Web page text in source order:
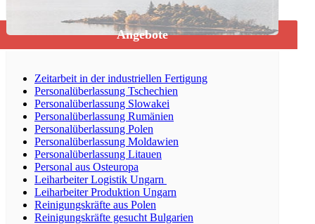
Angebote
Zeitarbeit in der industriellen Fertigung
Personalüberlassung Tschechien
Personalüberlassung Slowakei
Personalüberlassung Rumänien
Personalüberlassung Polen
Personalüberlassung Moldawien
Personalüberlassung Litauen
Personal aus Osteuropa
Leiharbeiter Logistik Ungarn
Leiharbeiter Produktion Ungarn
Reinigungskräfte aus Polen
Reinigungskräfte gesucht Bulgarien